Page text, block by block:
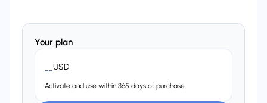
Your plan
--USD
Activate and use within 365 days of purchase.